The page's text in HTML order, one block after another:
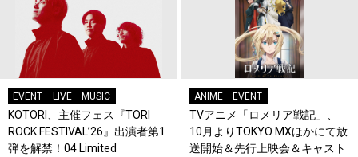
EVENT LIVE MUSIC
KOTORI、主催フェス『TORI
ROCK FESTIVAL’26』出演者第1
弾を解禁！04 Limited
ANIME EVENT
TVアニメ「ロメリア戦記」、
10月よりTOKYO MXほかにて放
送開始＆先行上映会＆キャスト